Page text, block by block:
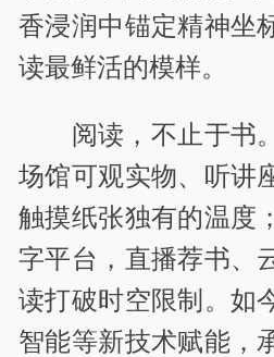
香浸润中锚定精神坐
读最鲜活的模样。
阅读，不止于书
场馆可观实物、听讲
触摸纸张独有的温度
字平台，直播荐书、
读打破时空限制。如
智能等新技术赋能，